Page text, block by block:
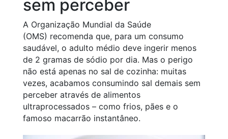
sem perceber
A Organização Mundial da Saúde
(OMS) recomenda que, para um consumo
saudável, o adulto médio deve ingerir menos
de 2 gramas de sódio por dia. Mas o perigo
não está apenas no sal de cozinha: muitas
vezes, acabamos consumindo sal demais sem
perceber através de alimentos
ultraprocessados – como frios, pães e o
famoso macarrão instantâneo.